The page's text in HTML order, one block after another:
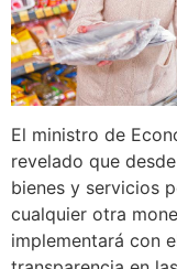
El ministro de
revelado que
bienes y servicios
cualquier otra
implementará con